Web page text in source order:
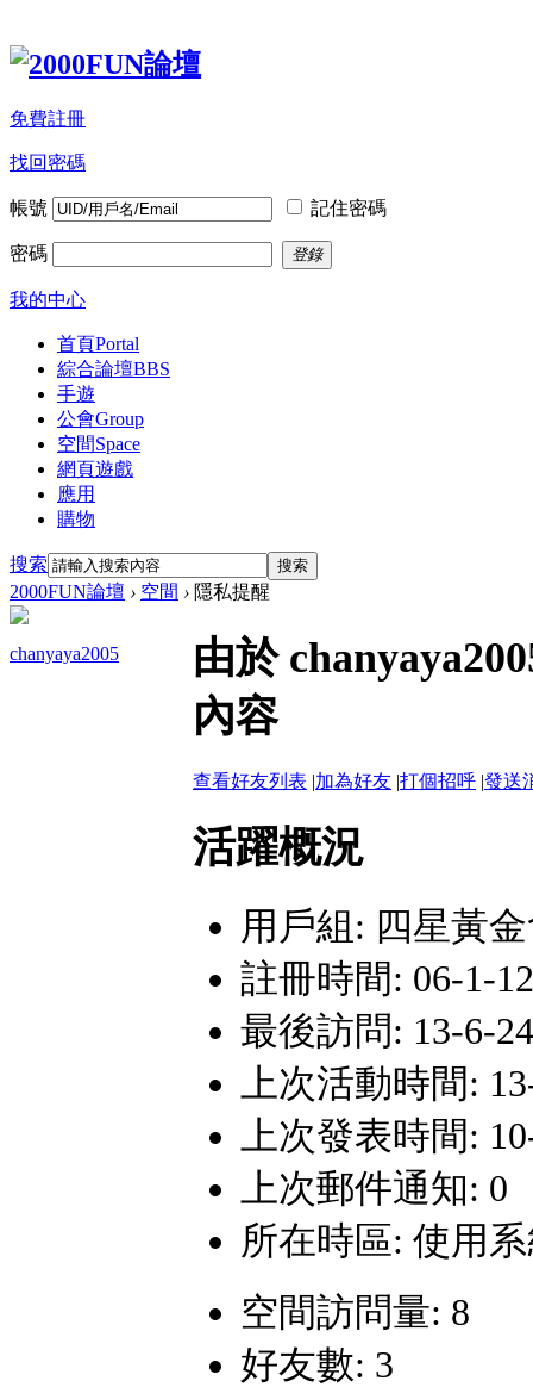
免費註冊
找回密碼
帳號 記住密碼
密碼 登錄
我的中心
首頁Portal
綜合論壇BBS
手遊
公會Group
空間Space
網頁遊戲
應用
購物
搜索 搜索
2000FUN論壇 › 空間 › 隱私提醒
chanyaya2005
由於
內容
查看好友列表 |加為好友 |打個招呼 |發送
活躍概況
用戶組: 四星黃
註冊時間: 06-1-
最後訪問: 13-6-
上次活動時間:
上次發表時間:
上次郵件通知: 0
所在時區: 使用
空間訪問量: 8
好友數: 3